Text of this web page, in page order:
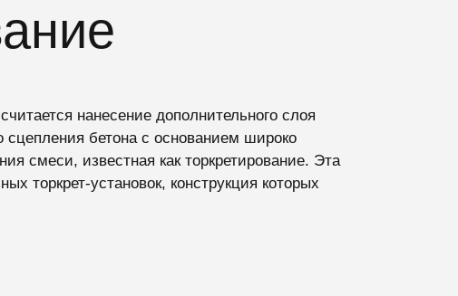
нанесение дополнительного слоя
бетона с основанием широко
смеси, известная как торкретирование. Эта
торкрет-установок, конструкция которых